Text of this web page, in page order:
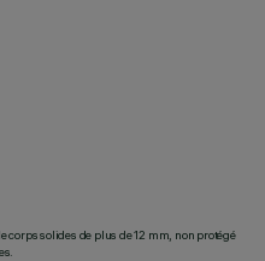
corps solides de plus de 12 mm, non protégé